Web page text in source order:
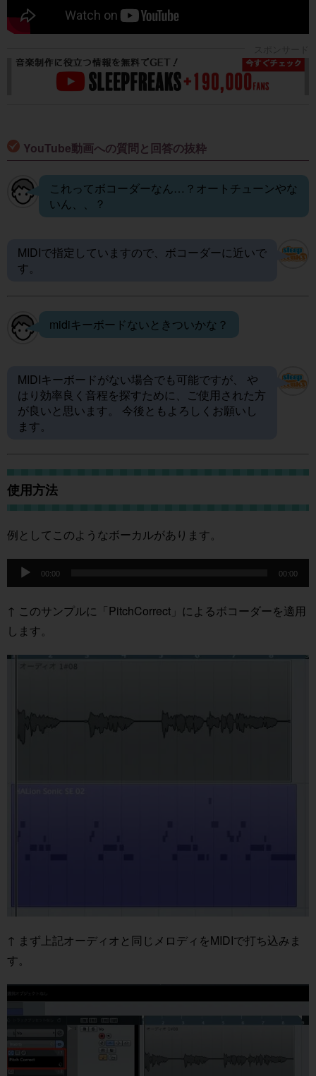
YouTube動画への質問と回答の抜粋
これってボコーダーなん…？オートチューンやな
いん、、？
MIDIで指定していますので、ボコーダーに近いで
す。
midiキーボードないときついかな？
MIDIキーボードがない場合でも可能ですが、 や
はり効率良く音程を探すために、ご使用された方
が良いと思います。 今後ともよろしくお願いし
ます。
使用方法
例としてこのようなボーカルがあります。
音
プ
ー
ヤ
ー
00:00 00:00
↑ このサンプルに「PitchCorrect」によるボコーダーを適用
します。
↑ まず上記オーディオと同じメロディをMIDIで打ち込みま
す。